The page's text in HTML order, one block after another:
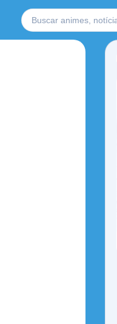
Buscar no site